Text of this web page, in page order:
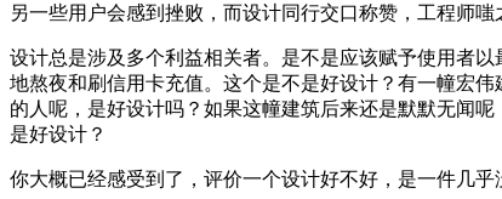
另一些用户会感到挫败，而设计同行交口称赞，工程师
设计总是涉及多个利益相关者。是不是应该赋予使用者
地熬夜和刷信用卡充值。这个是不是好设计？有一幢宏
的人呢，是好设计吗？如果这幢建筑后来还是默默无闻
是好设计？
你大概已经感受到了，评价一个设计好不好，是一件几